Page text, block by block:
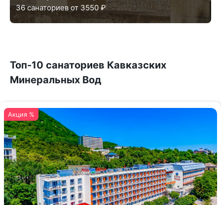
36 санаториев от 3550 ₽
Топ-10 санаториев Кавказских
Минеральных Вод
Акция %